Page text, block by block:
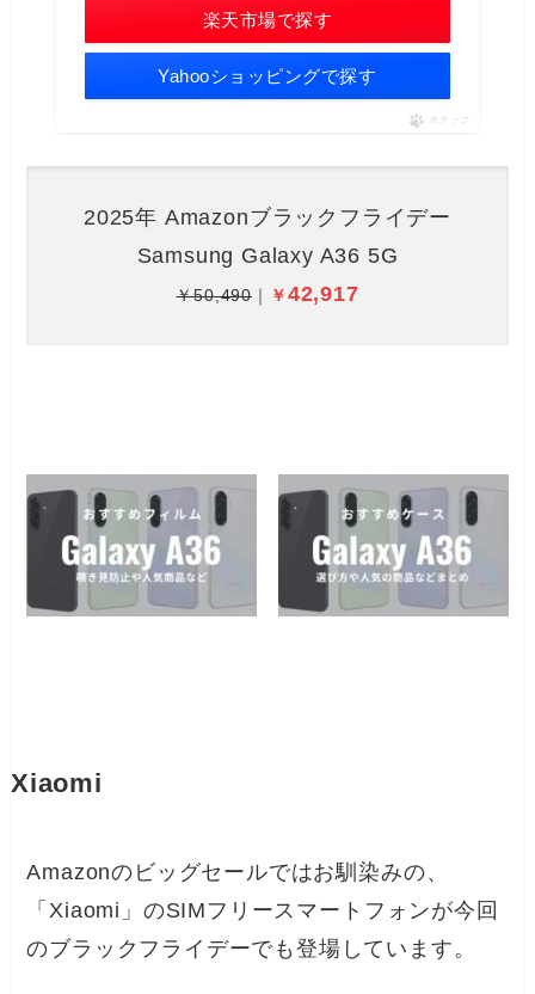
楽天市場で探す
Yahooショッピングで探す
ポチップ
2025年 Amazonブラックフライデー
Samsung Galaxy A36 5G
￥50,490 ｜ ￥42,917
Xiaomi
Amazonのビッグセールではお馴染みの、
「Xiaomi」のSIMフリースマートフォンが今回
のブラックフライデーでも登場しています。